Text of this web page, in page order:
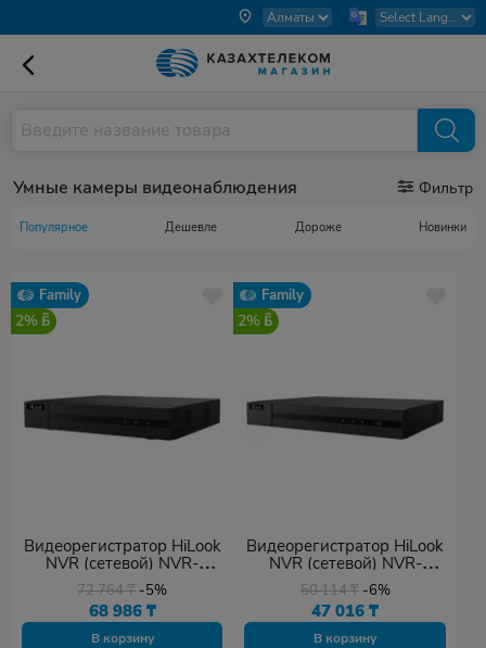
Умные камеры видеонаблюдения Фильтр
Популярное Дешевле Дороже Новинки
Family
2%
Видеорегистратор HiLook
NVR (сетевой) NVR-
108MH-D/8P(D) / 75562
72 764₸ -5%
68 986 ₸
В корзину
Family
2%
Видеорегистратор HiLook
NVR (сетевой) NVR-
208MH-C(D)
50 114₸ -6%
47 016₸
В корзину